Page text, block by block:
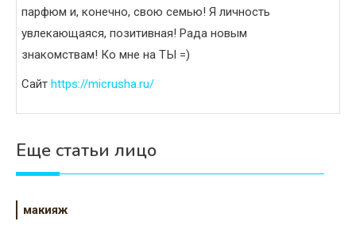
парфюм и, конечно, свою семью! Я личность
увлекающаяся, позитивная! Рада новым
знакомствам! Ко мне на ТЫ =)
Сайт https://micrusha.ru/
Еще статьи лицо
макияж